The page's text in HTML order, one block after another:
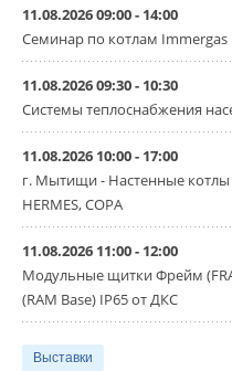
4 АВГУСТА 2026
собрал
ЦОД с
стойку
Испытания
3 АВГУСТА 2026
11.08.2026 09:00 - 14:00
Семинар по котлам Immergas
11.08.2026 09:30 - 10:30
Системы теплоснабжения
11.08.2026 10:00 - 17:00
г. Мытищи - Настенные
HERMES, COPA
11.08.2026 11:00 - 12:00
Модульные щитки Фрейм
(RAM Base) IP65 от ДКС
Выставки